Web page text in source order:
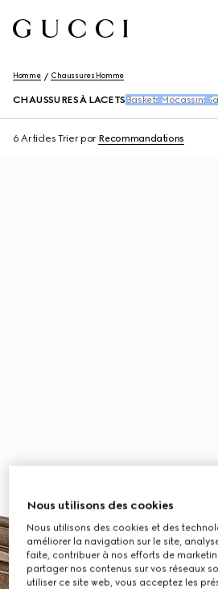
Homme Chaussures Homme
CHAUSSURES À LACETS Baskets Mocassins
6 Articles Trier par Recommandations
Nous utilisons des cookies
Nous utilisons des cookies et des
améliorer la navigation sur le site,
faite, contribuer à nos efforts de
partager nos contenus sur vos réseaux
utiliser ce site web, vous acceptez les